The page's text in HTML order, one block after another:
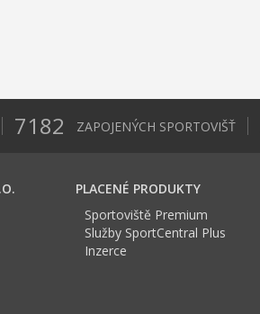
7182 ZAPOJENÝCH SPORTOVIŠŤ
PLACENÉ PRODUKTY
Sportoviště Premium
Služby SportCentral Plus
Inzerce